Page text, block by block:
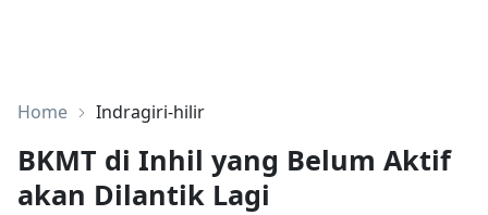
Home Indragiri-hilir
BKMT di Inhil yang Belum Aktif
akan Dilantik Lagi